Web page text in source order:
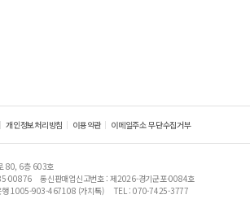
개인정보처리방침 이용약관 이메일주소 무단수집거부
80, 6층 603호
00876
통신판매업신고번호 : 제2026-경기군포-0084호
행 1005-903-467108 (가치톡)
TEL : 070-7425-3777